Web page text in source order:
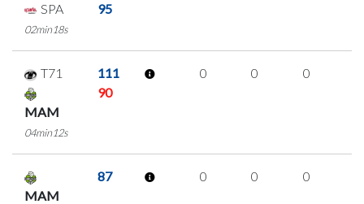
SPA 95
02min18s
T71 111
MAM
90
04min12s
0 0 0
MAM
87 0 0 0